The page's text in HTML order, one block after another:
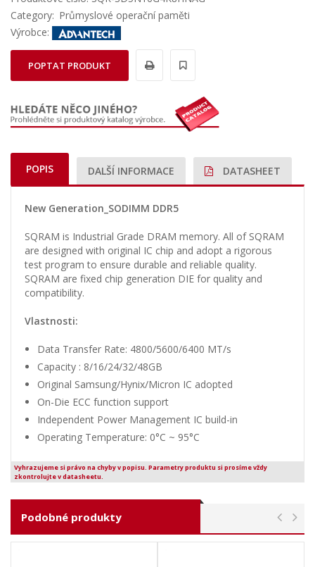
Category: Průmyslové operační paměti
Výrobce:
POPTAT PRODUKT
POPIS DALŠÍ INFORMACE DATASHEET
New Generation_SODIMM DDR5
SQRAM is Industrial Grade DRAM memory. All of SQRAM
are designed with original IC chip and adopt a rigorous
test program to ensure durable and reliable quality.
SQRAM are fixed chip generation DIE for quality and
compatibility.
Vlastnosti:
Data Transfer Rate: 4800/5600/6400 MT/s
Capacity : 8/16/24/32/48GB
Original Samsung/Hynix/Micron IC adopted
On-Die ECC function support
Independent Power Management IC build-in
Operating Temperature: 0°C ~ 95°C
Vyhrazujeme si právo na chyby v popisu. Parametry produktu si prosíme vždy
zkontrolujte v datasheetu.
Podobné produkty